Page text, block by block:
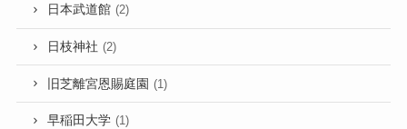
日本武道館 (2)
日枝神社 (2)
旧芝離宮恩賜庭園 (1)
早稲田大学 (1)